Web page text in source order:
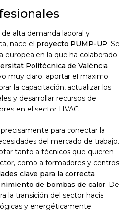
alta demanda laboral y
nace el proyecto PUMP-UP. Se
europea en la que ha colaborado
Politècnica de València
muy claro: aportar el máximo
la capacitación, actualizar los
y desarrollar recursos de
en el sector HVAC.
para conectar la
del mercado de trabajo.
tanto a técnicos que quieren
como a formadores y centros
clave para la correcta
de bombas de calor. De
la transición del sector hacia
y energéticamente